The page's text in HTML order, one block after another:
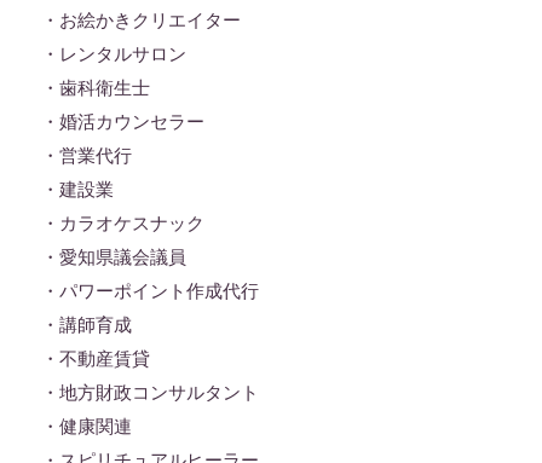
・お絵かきクリエイター
・レンタルサロン
・歯科衛生士
・婚活カウンセラー
・営業代行
・建設業
・カラオケスナック
・愛知県議会議員
・パワーポイント作成代行
・講師育成
・不動産賃貸
・地方財政コンサルタント
・健康関連